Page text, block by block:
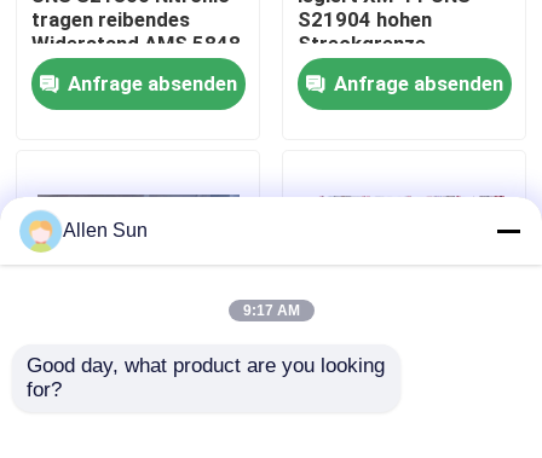
Werksbesichtigung
Kontakt mit uns
Rechtssachen
tragen reibendes
Widerstand AMS 5848
Anfrage absenden
S21904 hohen
Streckgrenze-
Schmieden-Draht
Anfrage absenden
Heiße geschmiedete
Allen Sun
9:17 AM
Good day, what product are you looking
for?